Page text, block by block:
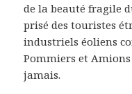
de la beauté fragile
prisé des touristes
industriels éoliens
Pommiers et
jamais.